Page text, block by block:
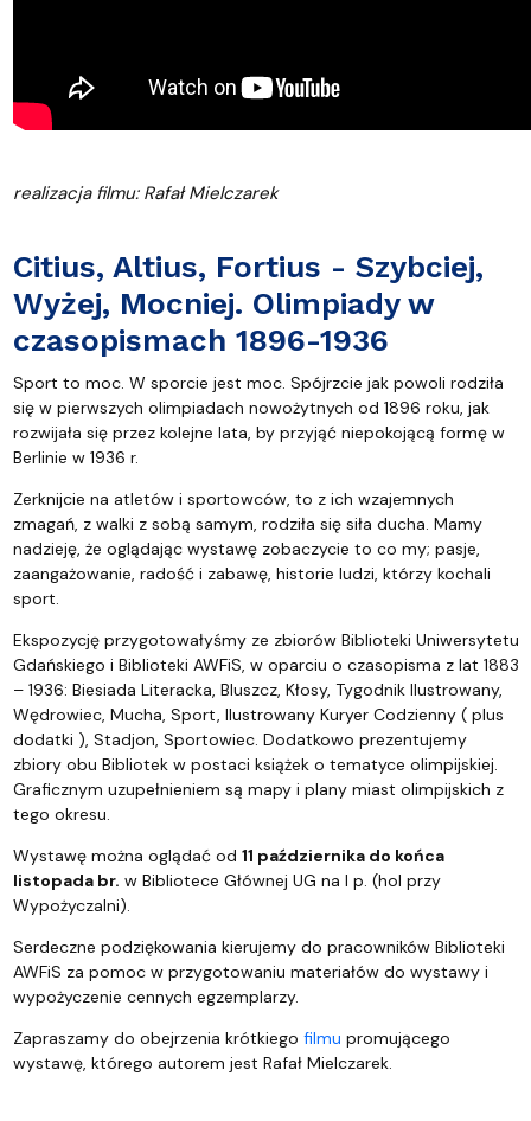
realizacja filmu: Rafał Mielczarek
Citius, Altius, Fortius - Szybciej,
Wyżej, Mocniej. Olimpiady w
czasopismach 1896-1936
Sport to moc. W sporcie jest moc. Spójrzcie jak powoli rodziła
się w pierwszych olimpiadach nowożytnych od 1896 roku, jak
rozwijała się przez kolejne lata, by przyjąć niepokojącą formę w
Berlinie w 1936 r.
Zerknijcie na atletów i sportowców, to z ich wzajemnych
zmagań, z walki z sobą samym, rodziła się siła ducha. Mamy
nadzieję, że oglądając wystawę zobaczycie to co my; pasje,
zaangażowanie, radość i zabawę, historie ludzi, którzy kochali
sport.
Ekspozycję przygotowałyśmy ze zbiorów Biblioteki Uniwersytetu
Gdańskiego i Biblioteki AWFiS, w oparciu o czasopisma z lat 1883
– 1936: Biesiada Literacka, Bluszcz, Kłosy, Tygodnik Ilustrowany,
Wędrowiec, Mucha, Sport, Ilustrowany Kuryer Codzienny ( plus
dodatki ), Stadjon, Sportowiec. Dodatkowo prezentujemy
zbiory obu Bibliotek w postaci książek o tematyce olimpijskiej.
Graficznym uzupełnieniem są mapy i plany miast olimpijskich z
tego okresu.
Wystawę można oglądać od 11 października do końca
listopada br. w Bibliotece Głównej UG na I p. (hol przy
Wypożyczalni).
Serdeczne podziękowania kierujemy do pracowników Biblioteki
AWFiS za pomoc w przygotowaniu materiałów do wystawy i
wypożyczenie cennych egzemplarzy.
Zapraszamy do obejrzenia krótkiego filmu promującego
wystawę, którego autorem jest Rafał Mielczarek.